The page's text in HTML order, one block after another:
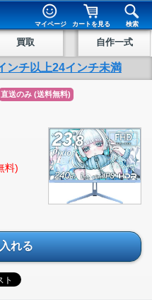
マイページ カートを見る 検索
買取 自作一式
ンチ以上24インチ未満
直送のみ (送料無料)
料)
れる